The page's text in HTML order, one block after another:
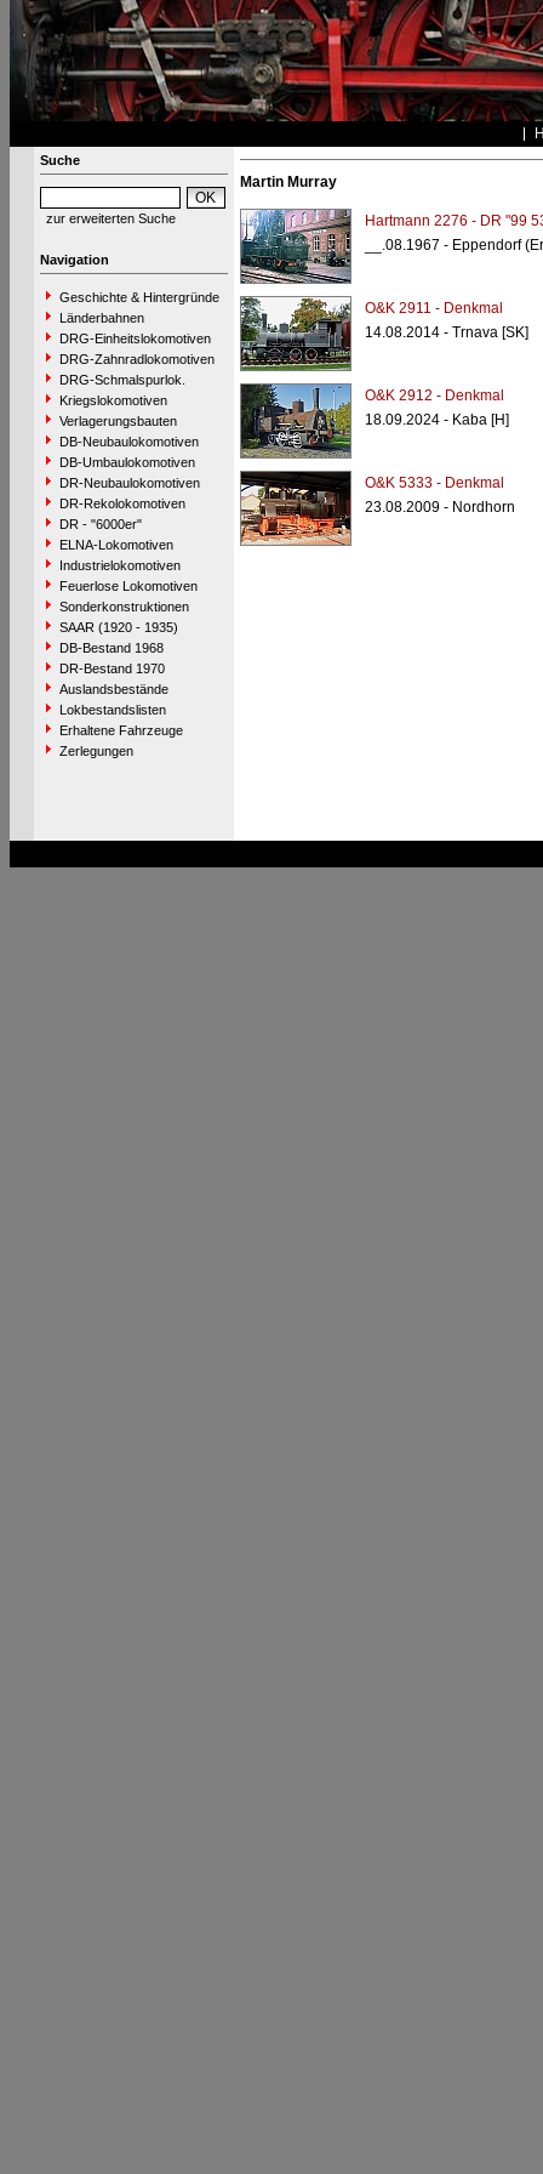
Suche
zur erweiterten Suche
Navigation
Geschichte & Hintergründe
Länderbahnen
DRG-Einheitslokomotiven
DRG-Zahnradlokomotiven
DRG-Schmalspurlok.
Kriegslokomotiven
Verlagerungsbauten
DB-Neubaulokomotiven
DB-Umbaulokomotiven
DR-Neubaulokomotiven
DR-Rekolokomotiven
DR - "6000er"
ELNA-Lokomotiven
Industrielokomotiven
Feuerlose Lokomotiven
Sonderkonstruktionen
SAAR (1920 - 1935)
DB-Bestand 1968
DR-Bestand 1970
Auslandsbestände
Lokbestandslisten
Erhaltene Fahrzeuge
Zerlegungen
Martin Murray
Hartmann 2276 - DR "99
__.08.1967 - Eppendorf
O&K 2911 - Denkmal
14.08.2014 - Trnava [SK]
O&K 2912 - Denkmal
18.09.2024 - Kaba [H]
O&K 5333 - Denkmal
23.08.2009 - Nordhorn